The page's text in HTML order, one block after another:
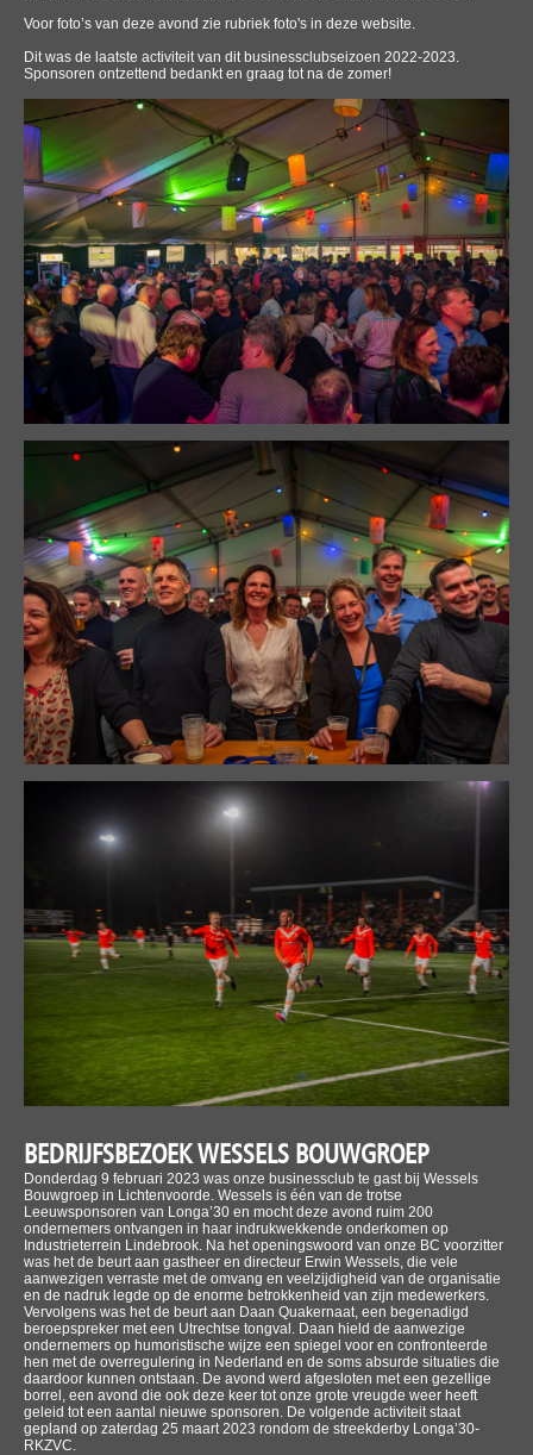
Voor foto’s van deze avond zie rubriek foto's in deze website.
Dit was de laatste activiteit van dit businessclubseizoen 2022-2023.
Sponsoren ontzettend bedankt en graag tot na de zomer!
BEDRIJFSBEZOEK WESSELS BOUWGROEP
Donderdag 9 februari 2023 was onze businessclub te gast bij Wessels
Bouwgroep in Lichtenvoorde. Wessels is één van de trotse
Leeuwsponsoren van Longa’30 en mocht deze avond ruim 200
ondernemers ontvangen in haar indrukwekkende onderkomen op
Industrieterrein Lindebrook. Na het openingswoord van onze BC voorzitter
was het de beurt aan gastheer en directeur Erwin Wessels, die vele
aanwezigen verraste met de omvang en veelzijdigheid van de organisatie
en de nadruk legde op de enorme betrokkenheid van zijn medewerkers.
Vervolgens was het de beurt aan Daan Quakernaat, een begenadigd
beroepspreker met een Utrechtse tongval. Daan hield de aanwezige
ondernemers op humoristische wijze een spiegel voor en confronteerde
hen met de overregulering in Nederland en de soms absurde situaties die
daardoor kunnen ontstaan. De avond werd afgesloten met een gezellige
borrel, een avond die ook deze keer tot onze grote vreugde weer heeft
geleid tot een aantal nieuwe sponsoren. De volgende activiteit staat
gepland op zaterdag 25 maart 2023 rondom de streekderby Longa’30-
RKZVC.